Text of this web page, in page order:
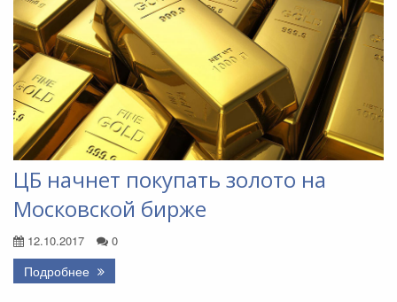
ЦБ начнет покупать золото на
Московской бирже
12.10.2017 0
Подробнее